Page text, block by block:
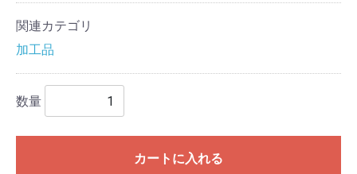
関連カテゴリ
加工品
数量
カートに入れる